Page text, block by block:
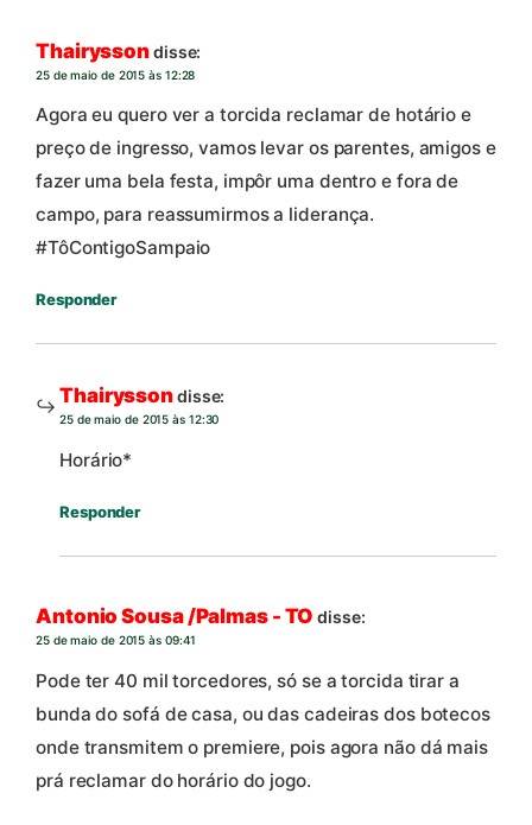
Thairyssondisse:
25 de maio de 2015 às 12:28
Agora eu quero ver a torcida reclamar de hotário e
preço de ingresso, vamos levar os parentes, amigos e
fazer uma bela festa, impôr uma dentro e fora de
campo, para reassumirmos a liderança.
#TôContigoSampaio
Responder
Thairyssondisse:
25 de maio de 2015 às 12:30
Horário*
Responder
Antonio Sousa /Palmas - TO disse:
25 de maio de 2015 às 09:41
Pode ter 40 mil torcedores, só se a torcida tirar a
bunda do sofá de casa, ou das cadeiras dos botecos
onde transmitem o premiere, pois agora não dá mais
prá reclamar do horário do jogo.